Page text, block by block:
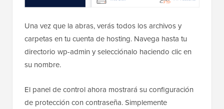
Una vez que la abras, verás todos los archivos y
carpetas en tu cuenta de hosting. Navega hasta tu
directorio wp-admin y selecciónalo haciendo clic en
su nombre.
El panel de control ahora mostrará su configuración
de protección con contraseña. Simplemente